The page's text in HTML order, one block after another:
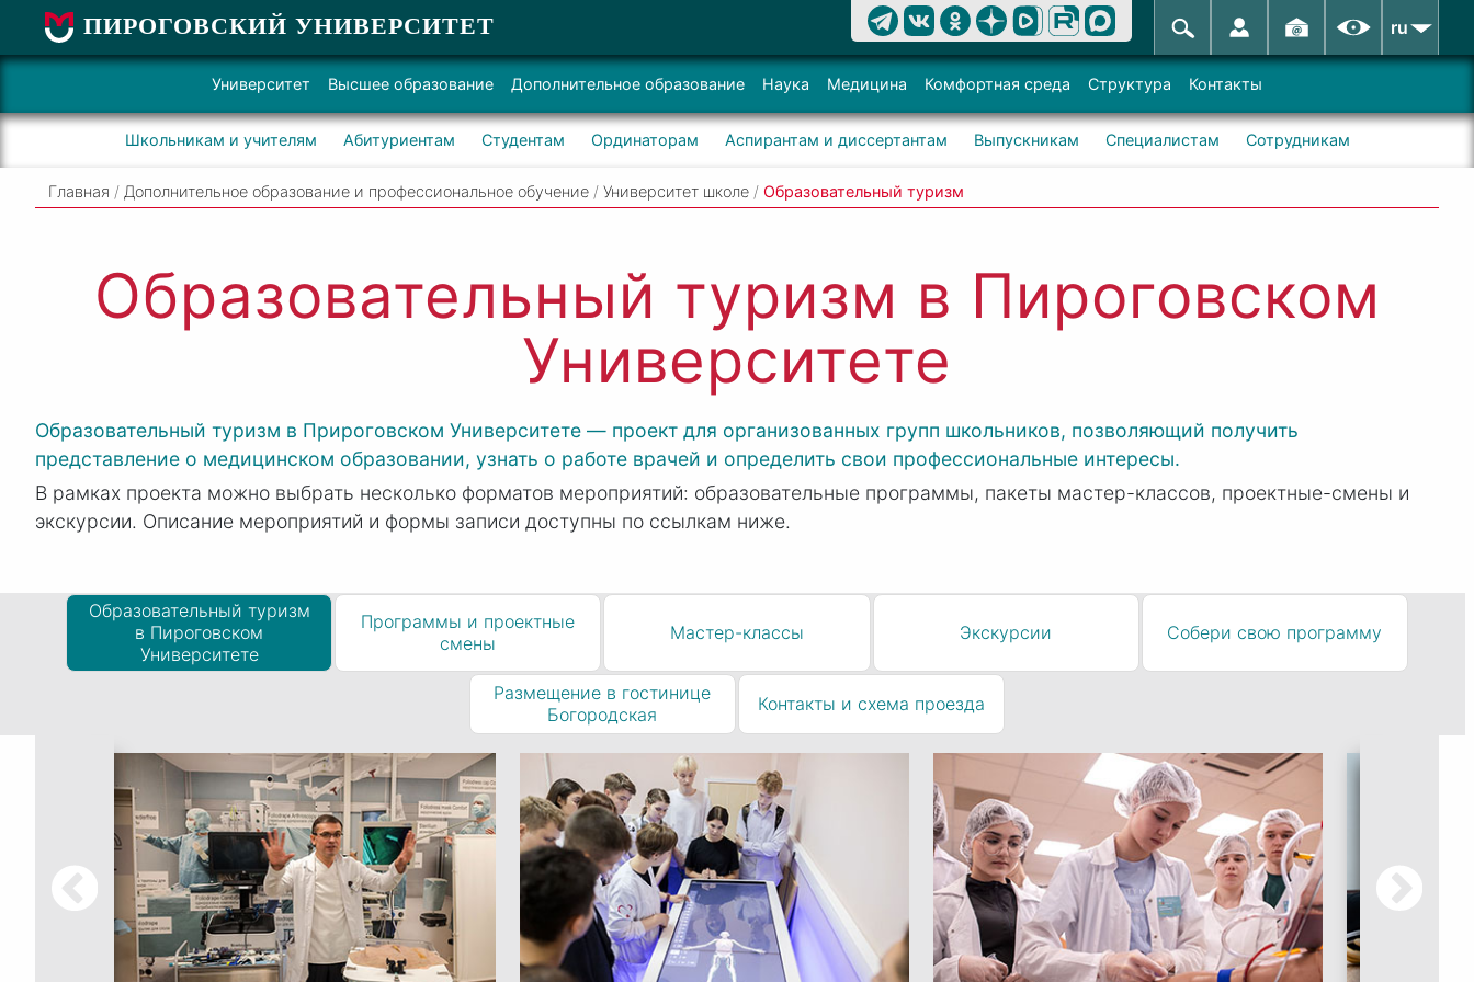
ПИРОГОВСКИЙ УНИВЕРСИТЕТ ru
Университет Высшее образование Дополнительное образование Наука Медицина Комфортная среда Структура Контакты
Школьникам и учителям Абитуриентам Студентам Ординаторам Аспирантам и диссертантам Выпускникам Специалистам Сотрудникам
Главная / Дополнительное образование и профессиональное обучение / Университет школе / Образовательный туризм
Образовательный туризм в Пироговском
Университете
Образовательный туризм в Прироговском Университете — проект для организованных групп школьников, позволяющий получить
представление о медицинском образовании, узнать о работе врачей и определить свои профессиональные интересы.
В рамках проекта можно выбрать несколько форматов мероприятий: образовательные программы, пакеты мастер-классов, проектные-смены и
экскурсии. Описание мероприятий и формы записи доступны по ссылкам ниже.
Образовательный туризм
в Пироговском
Университете
Программы и проектные
смены
Мастер-классы Экскурсии Собери свою программу
Размещение в гостинице
Богородская
Контакты и схема проезда